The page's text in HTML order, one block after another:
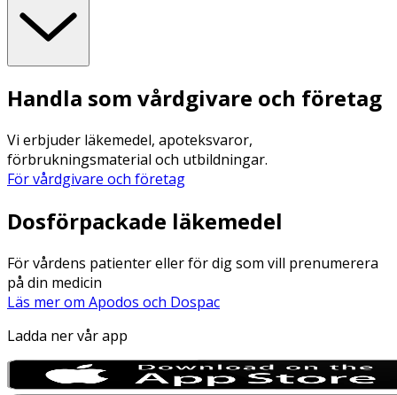
Handla som vårdgivare och företag
Vi erbjuder läkemedel, apoteksvaror,
förbrukningsmaterial och utbildningar.
För vårdgivare och företag
Dosförpackade läkemedel
För vårdens patienter eller för dig som vill prenumerera
på din medicin
Läs mer om Apodos och Dospac
Ladda ner vår app